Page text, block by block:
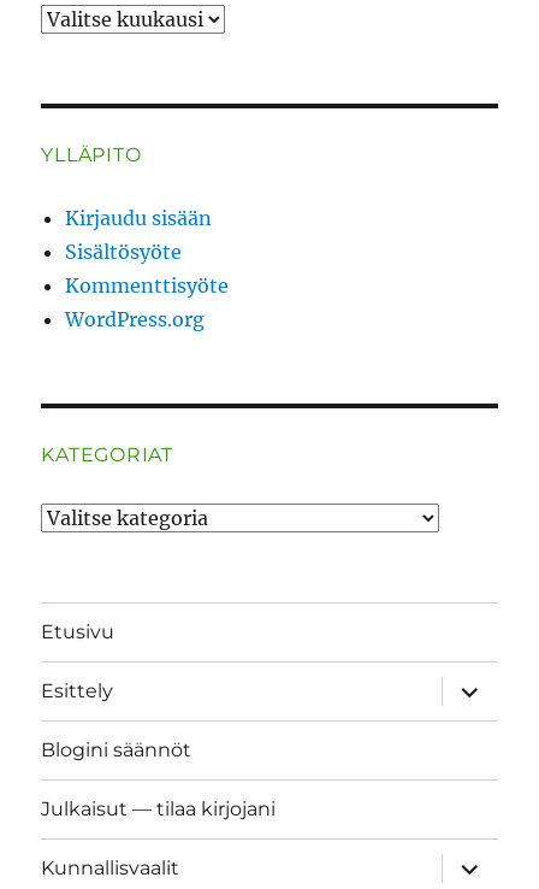
ARKISTO
YLLÄPITO
Kirjaudu sisään
Sisältösyöte
Kommenttisyöte
WordPress.org
KATEGORIAT
Kategoriat
Etusivu
Esittely
näytä
Blogini säännöt
Julkaisut — tilaa kirjojani
Kunnallisvaalit
näytä